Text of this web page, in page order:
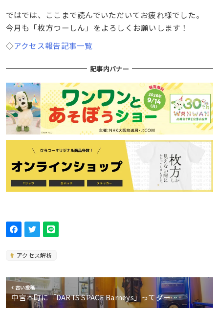
ではでは、ここまで読んでいただいてお疲れ様でした。
今月も「枚方つーしん」をよろしくお願いします！
◇アクセス報告記事一覧
記事内バナー
アクセス解析
古い投稿
中宮本町に「DARTS SPACE Barneys」ってダー…